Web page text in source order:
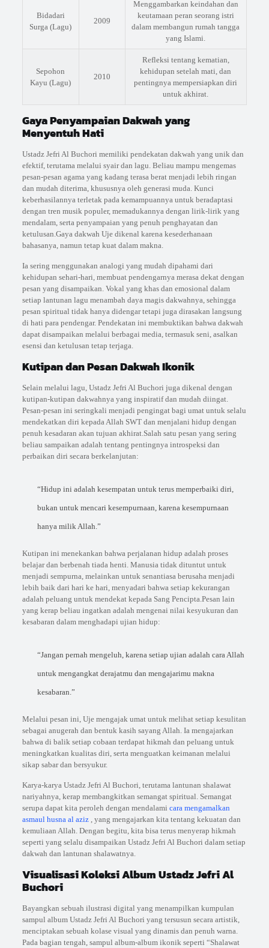
Bidadari
Surga (Lagu)
2009
Menggambarkan keindahan dan
keutamaan peran seorang istri
dalam membangun rumah tangga
yang Islami.
Sepohon
Kayu (Lagu)
2010
Refleksi tentang kematian,
kehidupan setelah mati, dan
pentingnya mempersiapkan diri
untuk akhirat.
Gaya Penyampaian Dakwah yang
Menyentuh Hati
Ustadz Jefri Al Buchori memiliki pendekatan dakwah yang unik dan
efektif, terutama melalui syair dan lagu. Beliau mampu mengemas
pesan-pesan agama yang kadang terasa berat menjadi lebih ringan
dan mudah diterima, khususnya oleh generasi muda. Kunci
keberhasilannya terletak pada kemampuannya untuk beradaptasi
dengan tren musik populer, memadukannya dengan lirik-lirik yang
mendalam, serta penyampaian yang penuh penghayatan dan
ketulusan.Gaya dakwah Uje dikenal karena kesederhanaan
bahasanya, namun tetap kuat dalam makna.
Ia sering menggunakan analogi yang mudah dipahami dari
kehidupan sehari-hari, membuat pendengarnya merasa dekat dengan
pesan yang disampaikan. Vokal yang khas dan emosional dalam
setiap lantunan lagu menambah daya magis dakwahnya, sehingga
pesan spiritual tidak hanya didengar tetapi juga dirasakan langsung
di hati para pendengar. Pendekatan ini membuktikan bahwa dakwah
dapat disampaikan melalui berbagai media, termasuk seni, asalkan
esensi dan ketulusan tetap terjaga.
Kutipan dan Pesan Dakwah Ikonik
Selain melalui lagu, Ustadz Jefri Al Buchori juga dikenal dengan
kutipan-kutipan dakwahnya yang inspiratif dan mudah diingat.
Pesan-pesan ini seringkali menjadi pengingat bagi umat untuk selalu
mendekatkan diri kepada Allah SWT dan menjalani hidup dengan
penuh kesadaran akan tujuan akhirat.Salah satu pesan yang sering
beliau sampaikan adalah tentang pentingnya introspeksi dan
perbaikan diri secara berkelanjutan:
“Hidup ini adalah kesempatan untuk terus memperbaiki diri,
bukan untuk mencari kesempurnaan, karena kesempurnaan
hanya milik Allah.”
Kutipan ini menekankan bahwa perjalanan hidup adalah proses
belajar dan berbenah tiada henti. Manusia tidak dituntut untuk
menjadi sempurna, melainkan untuk senantiasa berusaha menjadi
lebih baik dari hari ke hari, menyadari bahwa setiap kekurangan
adalah peluang untuk mendekat kepada Sang Pencipta.Pesan lain
yang kerap beliau ingatkan adalah mengenai nilai kesyukuran dan
kesabaran dalam menghadapi ujian hidup:
“Jangan pernah mengeluh, karena setiap ujian adalah cara Allah
untuk mengangkat derajatmu dan mengajarimu makna
kesabaran.”
Melalui pesan ini, Uje mengajak umat untuk melihat setiap kesulitan
sebagai anugerah dan bentuk kasih sayang Allah. Ia mengajarkan
bahwa di balik setiap cobaan terdapat hikmah dan peluang untuk
meningkatkan kualitas diri, serta menguatkan keimanan melalui
sikap sabar dan bersyukur.
Karya-karya Ustadz Jefri Al Buchori, terutama lantunan shalawat
nariyahnya, kerap membangkitkan semangat spiritual. Semangat
serupa dapat kita peroleh dengan mendalami cara mengamalkan
asmaul husna al aziz, yang mengajarkan kita tentang kekuatan dan
kemuliaan Allah. Dengan begitu, kita bisa terus menyerap hikmah
seperti yang selalu disampaikan Ustadz Jefri Al Buchori dalam setiap
dakwah dan lantunan shalawatnya.
Visualisasi Koleksi Album Ustadz Jefri Al
Buchori
Bayangkan sebuah ilustrasi digital yang menampilkan kumpulan
sampul album Ustadz Jefri Al Buchori yang tersusun secara artistik,
menciptakan sebuah kolase visual yang dinamis dan penuh warna.
Pada bagian tengah, sampul album-album ikonik seperti “Shalawat